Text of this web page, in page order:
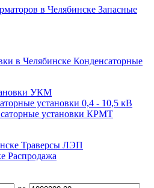
Запасные
Конденсаторные
УКМ
установки 0,4 - 10,5 кВ
установки КРМТ
Траверсы ЛЭП
Распродажа